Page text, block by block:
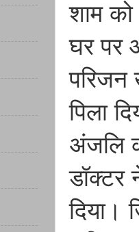
शाम
घर पर
पिला
अंजलि
दिया।